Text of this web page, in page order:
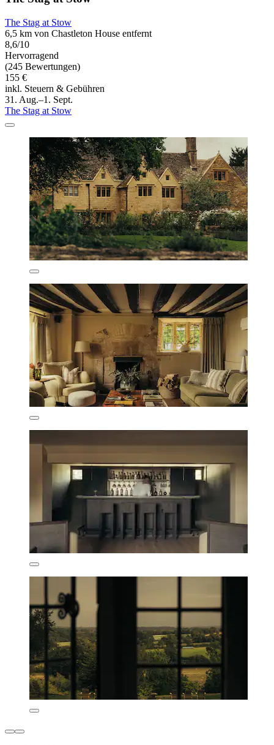
The Stag at Stow
6,5 km von Chastleton House entfernt
8,6/10
Hervorragend
(245 Bewertungen)
155 €
inkl. Steuern & Gebühren
31. Aug.–1. Sept.
The Stag at Stow